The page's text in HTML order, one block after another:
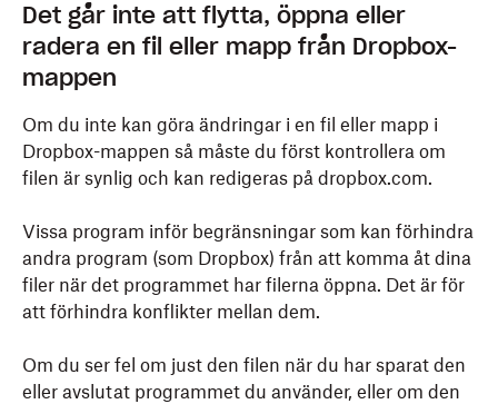
Det går inte att flytta, öppna eller
radera en fil eller mapp från Dropbox-
mappen
Om du inte kan göra ändringar i en fil eller mapp i
Dropbox-mappen så måste du först kontrollera om
filen är synlig och kan redigeras på dropbox.com.
Vissa program inför begränsningar som kan förhindra
andra program (som Dropbox) från att komma åt dina
filer när det programmet har filerna öppna. Det är för
att förhindra konflikter mellan dem.
Om du ser fel om just den filen när du har sparat den
eller avslutat programmet du använder, eller om den